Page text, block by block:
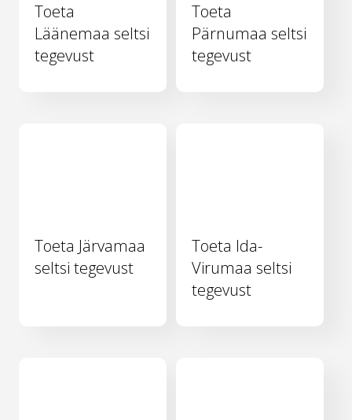
Toeta
Läänemaa seltsi
tegevust
Toeta
Pärnumaa seltsi
tegevust
Toeta Järvamaa
seltsi tegevust
Toeta Ida-
Virumaa seltsi
tegevust